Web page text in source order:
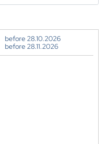
before 28.10.2026
before 28.11.2026